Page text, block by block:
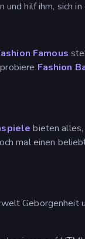
hilf ihm, sich
Famous
Fashion
bieten
mal einen
Geborgenheit